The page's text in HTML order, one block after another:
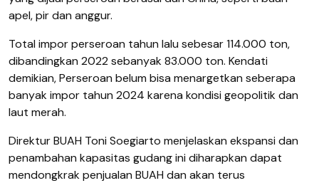
apel, pir dan anggur.
Total impor perseroan tahun lalu sebesar 114.000 ton,
dibandingkan 2022 sebanyak 83.000 ton. Kendati
demikian, Perseroan belum bisa menargetkan seberapa
banyak impor tahun 2024 karena kondisi geopolitik dan
laut merah.
Direktur BUAH Toni Soegiarto menjelaskan ekspansi dan
penambahan kapasitas gudang ini diharapkan dapat
mendongkrak penjualan BUAH dan akan terus